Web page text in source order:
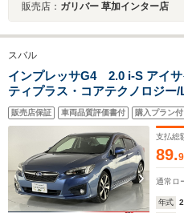
販売店： ガリバー 草加インター店
スバル
インプレッサG4 2.0 i-S アイ
ティプラス・コアテクノロジー
ームアシスト/後側方警戒/前席
クカメラ/純正DIATONEビルト
販売店保証 車両品質評価書付 購入プラン付
支払総
89.9
通常ロ
年式